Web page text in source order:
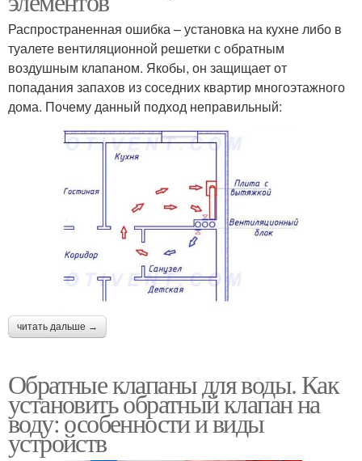
Распространенная ошибка – установка на кухне либо в
туалете вентиляционной решетки с обратным
воздушным клапаном. Якобы, он защищает от
попадания запахов из соседних квартир многоэтажного
дома. Почему данный подход неправильный:
читать дальше →
Обратные клапаны для воды. Как
установить обратный клапан на
воду: особенности и виды
устройств